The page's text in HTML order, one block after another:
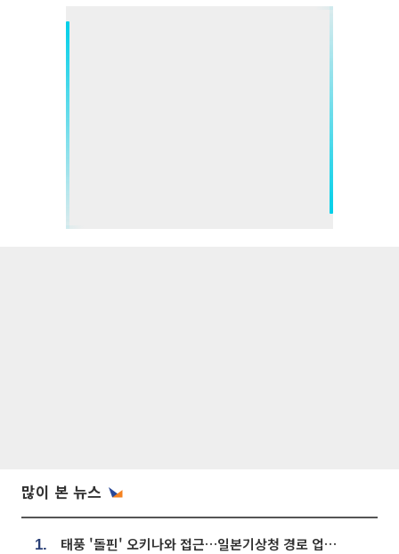
많이 본 뉴스
1. 태풍 '돌핀' 오키나와 접근…일본기상청 경로 업데이트